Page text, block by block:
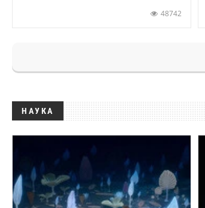
48742
НАУКА